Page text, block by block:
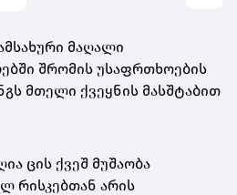
მაღალი
შრომის უსაფრთხოების
მთელი ქვეყნის მასშტაბით
ცის ქვეშ მუშაობა
რისკებთან არის